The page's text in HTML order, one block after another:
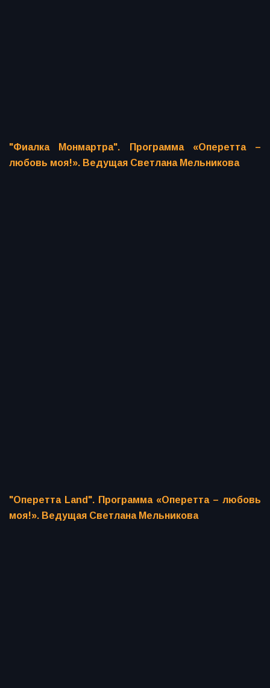
"Фиалка Монмартра". Программа «Оперетта –
любовь моя!». Ведущая Светлана Мельникова
"Оперетта Land". Программа «Оперетта – любовь
моя!». Ведущая Светлана Мельникова